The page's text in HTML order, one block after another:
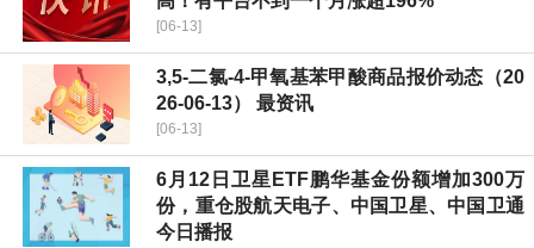
[06-13]
3,5-二氯-4-甲氧基苯甲酸商品报价动态（20
26-06-13） 最资讯
[06-13]
6月12日卫星ETF鹏华基金份额增加300万
份，重仓股航天电子、中国卫星、中国卫通
今日播报